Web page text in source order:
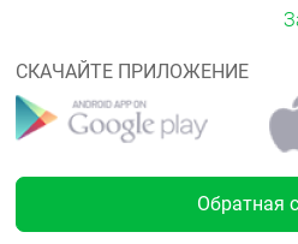
СКАЧАЙТЕ ПРИЛОЖЕНИЕ
Обратная